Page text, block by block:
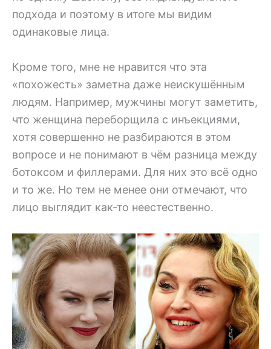
подхода и поэтому в итоге мы видим
одинаковые лица.
Кроме того, мне не нравится что эта
«похожесть» заметна даже неискушённым
людям. Например, мужчины могут заметить,
что женщина переборщила с инъекциями,
хотя совершенно не разбираются в этом
вопросе и не понимают в чём разница между
ботоксом и филлерами. Для них это всё одно
и то же. Но тем не менее они отмечают, что
лицо выглядит как-то неестественно.